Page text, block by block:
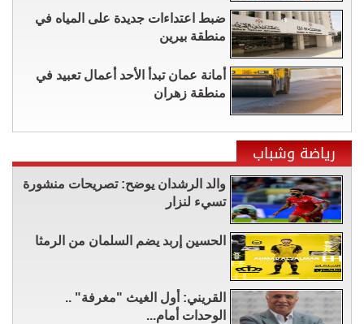
ضبط اعتداءات جديدة على المياه في
منطقة بيرين
أمانة عمان تبدأ الأحد أعمال تعبيد في
منطقة زهران
رياضة وشباب
والد الرشدان يوضح: تصريحات منشورة
تسيء لنزار
الحسين إربد يضم السلمان من الرمثا
القريني: أول الغيث "مغرفة" ..
الوحدات أمام...